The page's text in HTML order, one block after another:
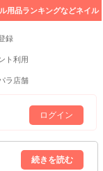
用品ランキングなどネイル
録
ト利用
ラ店舗
ログイン